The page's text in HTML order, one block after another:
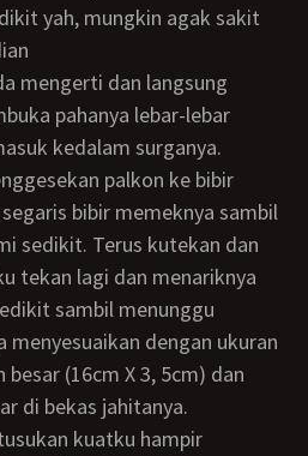
pahanya lebar-lebar
kedalam surganya.
palkon ke bibir
bibir memeknya sambil
sedikit. Terus kutekan dan
tekan lagi dan menariknya
sambil menunggu
dengan ukuran
(16cm X 3, 5cm) dan
di bekas jahitanya.